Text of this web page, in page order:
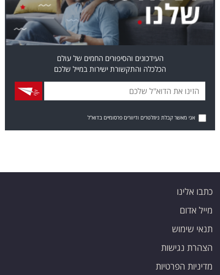
העידכונים והסיפורים החמים של עולם
הכלכלה והתקשורת ישירות במייל שלכם
אני מאשר קבלת ניוזלטרים ודיוורים פרסומיים בדוא"ל
כתבו אלינו
מייל אדום
תנאי שימוש
הצהרת נגישות
מדיניות הפרטיות